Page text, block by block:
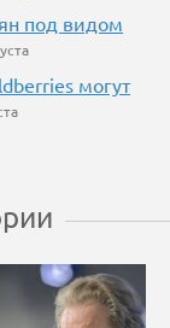
под видом
могут